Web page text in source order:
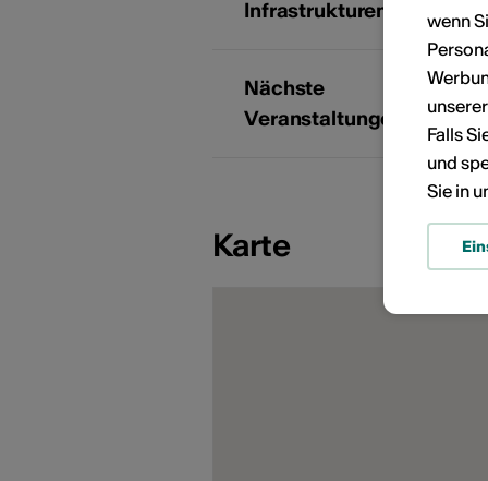
Infrastrukturen
Nächste
Veranstaltungen
Karte
wenn
Falls
und
Sie in